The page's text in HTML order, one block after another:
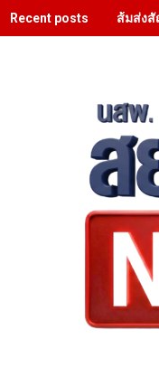
Recent posts ส้มส่ง